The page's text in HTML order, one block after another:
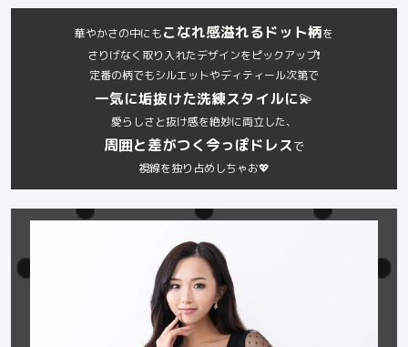
華やかさの中にもこなれ感溢れるドット柄を
さりげなく取り入れたデザインをピックアップ❗️
定番の柄でもシルエットやディティール次第で
一気に垢抜けた洗練スタイルに💫
愛らしさと抜け感を絶妙に両立した、
周囲と差がつく今っぽドレスで
視線を独り占めしちゃお💖